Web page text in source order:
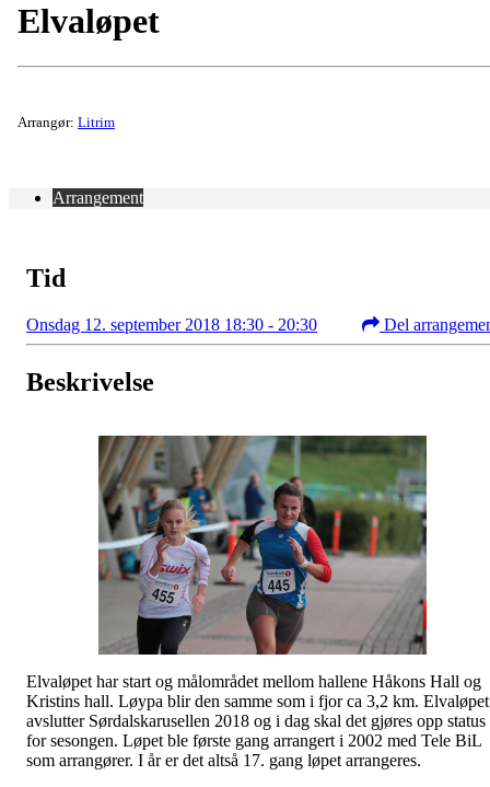
Elvaløpet
Arrangør: Litrim
Arrangement
Tid
Onsdag 12. september 2018 18:30 - 20:30 Del
Beskrivelse
Elvaløpet har start og målområdet mellom hallene Håkons Hall og
Kristins hall. Løypa blir den samme som i fjor ca 3,2 km. Elvaløpet
avslutter Sørdalskarusellen 2018 og i dag skal det gjøres opp status
for sesongen. Løpet ble første gang arrangert i 2002 med Tele BiL
som arrangører. I år er det altså 17. gang løpet arrangeres.